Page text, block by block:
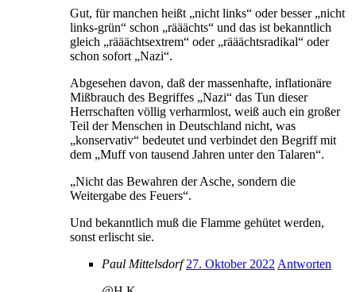
Gut, für manchen heißt „nicht links“ oder besser „nicht
links-grün“ schon „rääächts“ und das ist bekanntlich
gleich „rääächtsextrem“ oder „rääächtsradikal“ oder
schon sofort „Nazi“.
Abgesehen davon, daß der massenhafte, inflationäre
Mißbrauch des Begriffes „Nazi“ das Tun dieser
Herrschaften völlig verharmlost, weiß auch ein großer
Teil der Menschen in Deutschland nicht, was
„konservativ“ bedeutet und verbindet den Begriff mit
dem „Muff von tausend Jahren unter den Talaren“.
„Nicht das Bewahren der Asche, sondern die
Weitergabe des Feuers“.
Und bekanntlich muß die Flamme gehütet werden,
sonst erlischt sie.
Paul Mittelsdorf 27. Oktober 2022Antworten